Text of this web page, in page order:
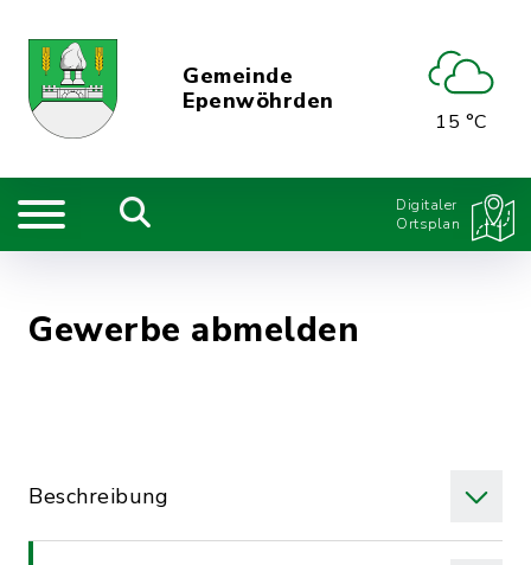
Gemeinde
Epenwöhrden
15 °C
Digitaler
Ortsplan
Gewerbe abmelden
Beschreibung